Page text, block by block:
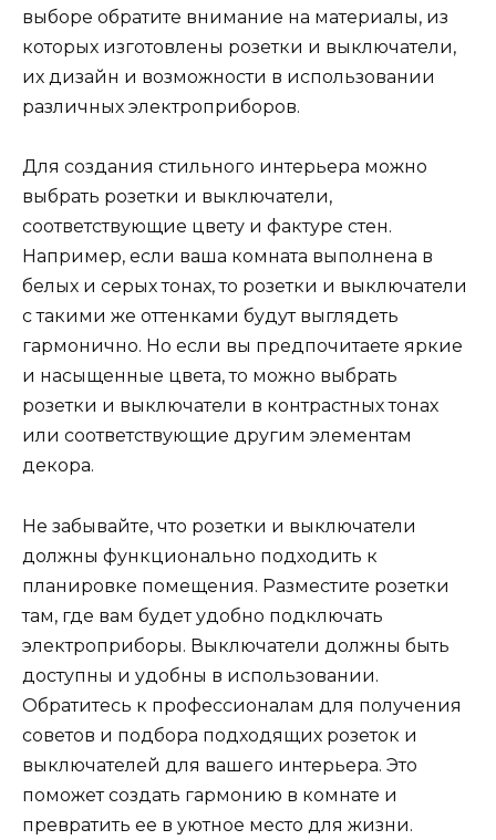
выборе обратите внимание на материалы, из
которых изготовлены розетки и выключатели,
их дизайн и возможности в использовании
различных электроприборов.
Для создания стильного интерьера можно
выбрать розетки и выключатели,
соответствующие цвету и фактуре стен.
Например, если ваша комната выполнена в
белых и серых тонах, то розетки и выключатели
с такими же оттенками будут выглядеть
гармонично. Но если вы предпочитаете яркие
и насыщенные цвета, то можно выбрать
розетки и выключатели в контрастных тонах
или соответствующие другим элементам
декора.
Не забывайте, что розетки и выключатели
должны функционально подходить к
планировке помещения. Разместите розетки
там, где вам будет удобно подключать
электроприборы. Выключатели должны быть
доступны и удобны в использовании.
Обратитесь к профессионалам для получения
советов и подбора подходящих розеток и
выключателей для вашего интерьера. Это
поможет создать гармонию в комнате и
превратить ее в уютное место для жизни.